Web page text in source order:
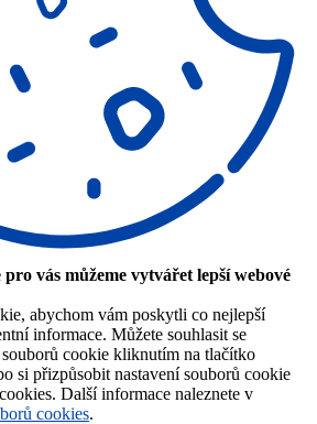
vás můžeme vytvářet lepší webové
abychom vám poskytli co nejlepší
informace. Můžete souhlasit se
cookie kliknutím na tlačítko
si přizpůsobit nastavení souborů cookie
Další informace naleznete v
cookies.